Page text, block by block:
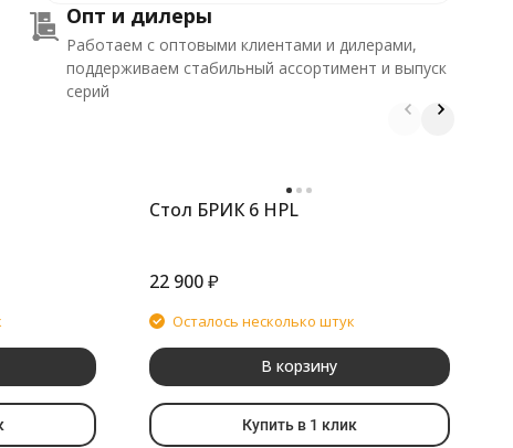
Опт и дилеры
Работаем с оптовыми клиентами и дилерами,
поддерживаем стабильный ассортимент и выпуск
серий
Стол БРИК 6 HPL
22 900₽
Осталось несколько штук
В корзину
Купить в 1 клик